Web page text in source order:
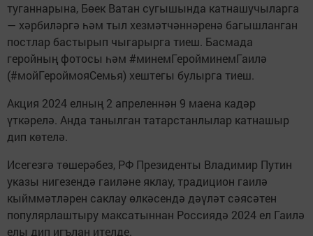
туганнарына, Бөек Ватан сугышында катнашучыларга
— хәрбиләргә һәм тыл хезмәтчәннәренә багышланган
постлар бастырып чыгарырга тиеш. Басмада
геройның фотосы һәм #минемГеройминемГаилә
(#мойГероймояСемья) хештегы булырга тиеш.
Акция 2024 елның 2 апреленнән 9 маена кадәр
үткәрелә. Анда танылган татарстанлылар катнашыр
дип көтелә.
Исегезгә төшерәбез, РФ Президенты Владимир Путин
указы нигезендә гаиләне яклау, традицион гаилә
кыйммәтләрен саклау өлкәсендә дәүләт сәясәтен
популярлаштыру максатыннан Россиядә 2024 ел Гаилә
елы дип игълан ителде.